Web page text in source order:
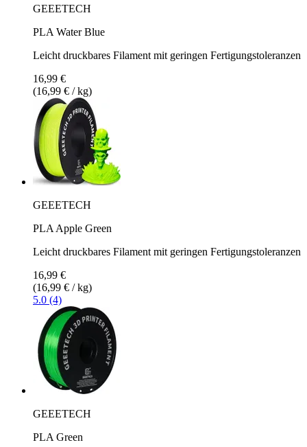
GEEETECH
PLA Water Blue
Leicht druckbares Filament mit geringen Fertigungstoleranzen
16,99 €
(16,99 € / kg)
GEEETECH
PLA Apple Green
Leicht druckbares Filament mit geringen Fertigungstoleranzen
16,99 €
(16,99 € / kg)
5.0 (4)
GEEETECH
PLA Green